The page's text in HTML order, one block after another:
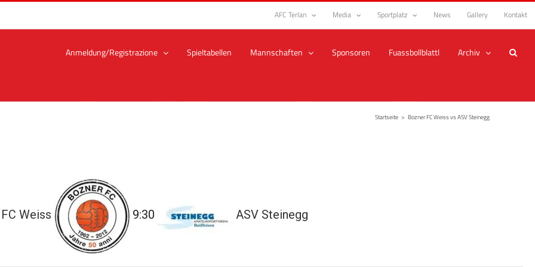
AFC Terlan Media Sportplatz News Gallery Kontakt
Anmeldung/Registrazione Spieltabellen Mannschaften Sponsoren Fuassbollblattl Archiv
Startseite > Bozner FC Weiss vs ASV Steinegg
Weiss 9:30 ASV Steinegg